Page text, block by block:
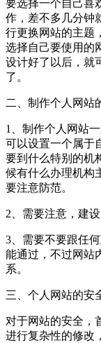
要选择一个自己喜
作，差不多几分钟
行更换网站的主题
选择自己要使用的
设计好了以后，就
了。
二、制作个人网站
1、制作个人网站
可以设置一个属于
要到什么特别的机
候有什么办理机构
要注意防范。
2、需要注意，建
3、需要不要跟任
能通过，不过网站
系。
三、个人网站的安
对于网站的安全，
进行复杂性的修改